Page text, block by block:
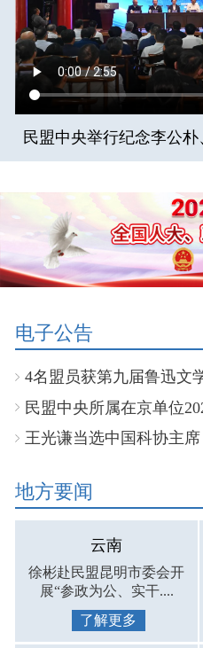
民盟中央举行纪念李公
电子公告
4名盟员获第九届鲁迅文
民盟中央所属在京单位
王光谦当选中国科协主席
地方要闻
云南
徐彬赴民盟昆明市委会开
展“参政为公、实干....
了解更多